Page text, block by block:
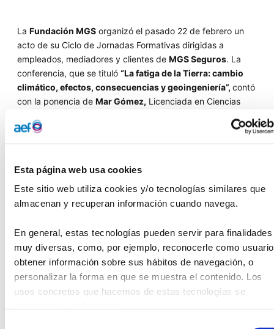
Esta página web usa cookies
Este sitio web utiliza cookies y/o tecnologías similares que
almacenan y recuperan información cuando navega.
En general, estas tecnologías pueden servir para finalidades
muy diversas, como, por ejemplo, reconocerle como
obtener información sobre sus hábitos de navegación, o
personalizar la forma en que se muestra el contenido. Los
usos concretos que hacemos de estas tecnologías se
La Fundación MGS organizó el pasado 22 de febrero un
acto de su Ciclo de Jornadas Formativas dirigidas a
empleados, mediadores y clientes de MGS Seguros. La
conferencia, que se tituló “La fatiga de la Tierra: cambio
climático, efectos, consecuencias y geoingeniería”, contó
con la ponencia de Mar Gómez, Licenciada en Ciencias
meteoróloga de referencia para medios de comunicación
internacionales comoBBC o TRT World.
Gómez inició la jornada explicando el concepto de
climático
y cómo la acción humana está acelerando este
proceso.
Además, analizó cómo afectará el cambio
climático en el planeta y en nuestro país en particular y
reforestación
como respuesta.
Por último, destacóel estudio de la ionosfera delProyecto
Haarpcomo ejemplo de geoingeniería, que consiste en
limitar el cambio climático mediantela manipulación del
climay otras técnicas como la siembra de nubes, el cañón